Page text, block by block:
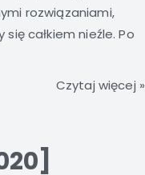
rozwiązaniami,
całkiem nieźle. Po
Czytaj więcej »